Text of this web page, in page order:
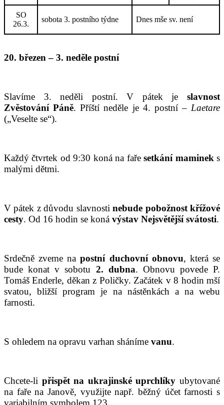
SO
26.3.
sobota 3. postního týdne Dnes mše sv. není
20. březen – 3. neděle postní
Slavíme 3. neděli postní. V pátek je slavnost
Zvěstování Páně. Příští neděle je 4. postní – Laetare
(„Veselte se“).
Každý čtvrtek od 9:30 koná na fařesetkání mamineks
malými dětmi.
V pátek z důvodu slavnostinebude pobožnost křížové
cesty. Od 16 hodin se koná výstav Nejsvětější svátosti.
Srdečně zveme napostní duchovní obnovu, která se
bude konat v sobotu 2. dubna. Obnovu povede P.
Tomáš Enderle, děkan z Poličky. Začátek v 8 hodin mší
svatou, bližší program je na nástěnkách a na webu
farnosti.
S ohledem na opravu varhan sháníme vanu.
Chcete-li přispět na ukrajinské uprchlíky ubytované
na faře na Janově, využijte např. běžný účet farnosti s